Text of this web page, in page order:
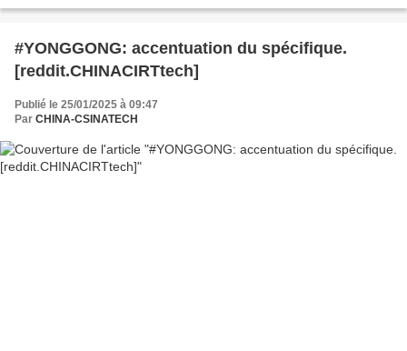
#YONGGONG: accentuation du spécifique.
[reddit.CHINACIRTtech]
Publié le 25/01/2025 à 09:47
Par CHINA-CSINATECH